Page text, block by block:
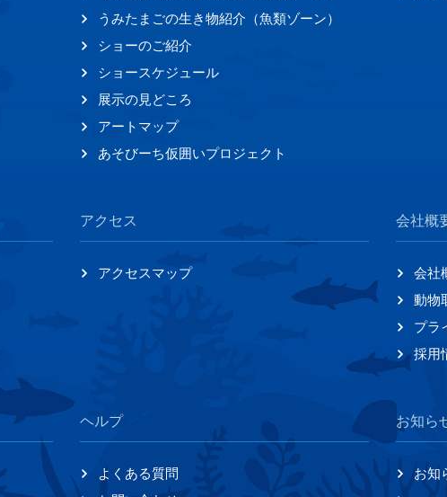
うみたまごの生き物紹介（魚類ゾーン）
ショーのご紹介
ショースケジュール
展示の見どころ
アートマップ
あそびーち仮囲いプロジェクト
アクセス
アクセスマップ
会社概
会社
動物
プラ
採用
ヘルプ
よくある質問
お知ら
お知